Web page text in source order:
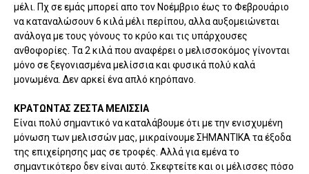
μέλι. Πχ σε εμάς μπορεί απο τον Νοέμβριο έως το Φεβρουάριο
να καταναλώσουν 6 κιλά μέλι περίπου, αλλα αυξομειώνεται
ανάλογα με τους γόνους το κρύο και τις υπάρχουσες
ανθοφορίες. Τα 2 κιλά που αναφέρει ο μελισσοκόμος γίνονται
μόνο σε ξεγονιασμένα μελίσσια και φυσικά πολύ καλά
μονωμένα. Δεν αρκεί ένα απλό κηρόπανο.
ΚΡΑΤΩΝΤΑΣ ΖΕΣΤΑ ΜΕΛΙΣΣΙΑ
Είναι πολύ σημαντικό να καταλάβουμε ότι με την ενισχυμένη
μόνωση των μελισσών μας, μικραίνουμε ΣΗΜΑΝΤΙΚΑ τα έξοδα
της επιχείρησης μας σε τροφές. Αλλά για εμένα το
σημαντικότερο δεν είναι αυτό. Σκεφτείτε και οι μέλισσες πόσο